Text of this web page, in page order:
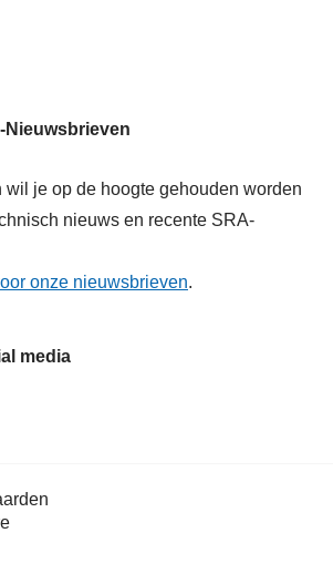
Nieuwsbrieven
wil je op de hoogte gehouden worden
nieuws en recente SRA-
onze nieuwsbrieven.
media